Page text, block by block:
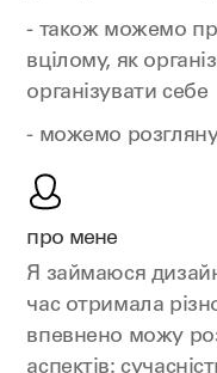
- також можемо
вцілому, як
організувати себе
- можемо
про мене
Я займаюся
час отримала
впевнено можу
аспектів: